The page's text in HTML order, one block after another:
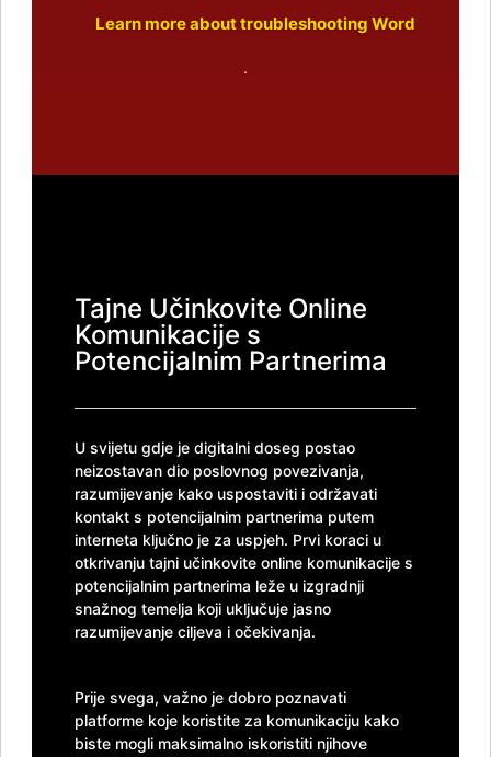
Learn more about troubleshooting WordPress.
.
Tajne Učinkovite Online
Komunikacije s
Potencijalnim Partnerima
U svijetu gdje je digitalni doseg postao
neizostavan dio poslovnog povezivanja,
razumijevanje kako uspostaviti i održavati
kontakt s potencijalnim partnerima putem
interneta ključno je za uspjeh. Prvi koraci u
otkrivanju tajni učinkovite online komunikacije s
potencijalnim partnerima leže u izgradnji
snažnog temelja koji uključuje jasno
razumijevanje ciljeva i očekivanja.
Prije svega, važno je dobro poznavati
platforme koje koristite za komunikaciju kako
biste mogli maksimalno iskoristiti njihove